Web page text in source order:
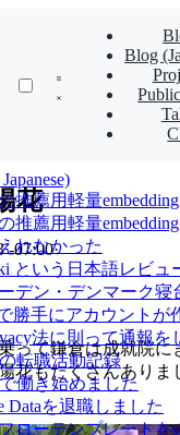
Blog
推薦用軽量
推薦用軽量
れなかった
という日本語レビュ
デン・デンマーク寝
勝手にアカウントが
法に則って通報を
転職活動記録
働き始めました
Dataを退職しました
ローテンプレート
花
-07:00·
って鎌倉は成就院に
花もたくさんありま